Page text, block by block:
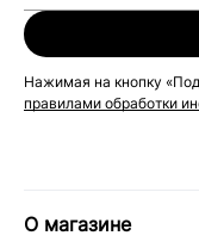
Нажимая на кнопку
правилами обработки
О магазине